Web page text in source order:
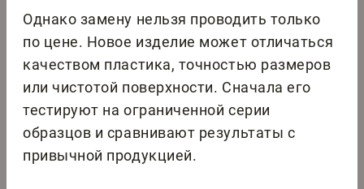
Однако замену нельзя проводить только
по цене. Новое изделие может отличаться
качеством пластика, точностью размеров
или чистотой поверхности. Сначала его
тестируют на ограниченной серии
образцов и сравнивают результаты с
привычной продукцией.